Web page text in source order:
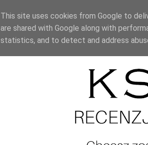
This site uses cookies from Google to
are shared with Google along with
statistics, and to detect and address